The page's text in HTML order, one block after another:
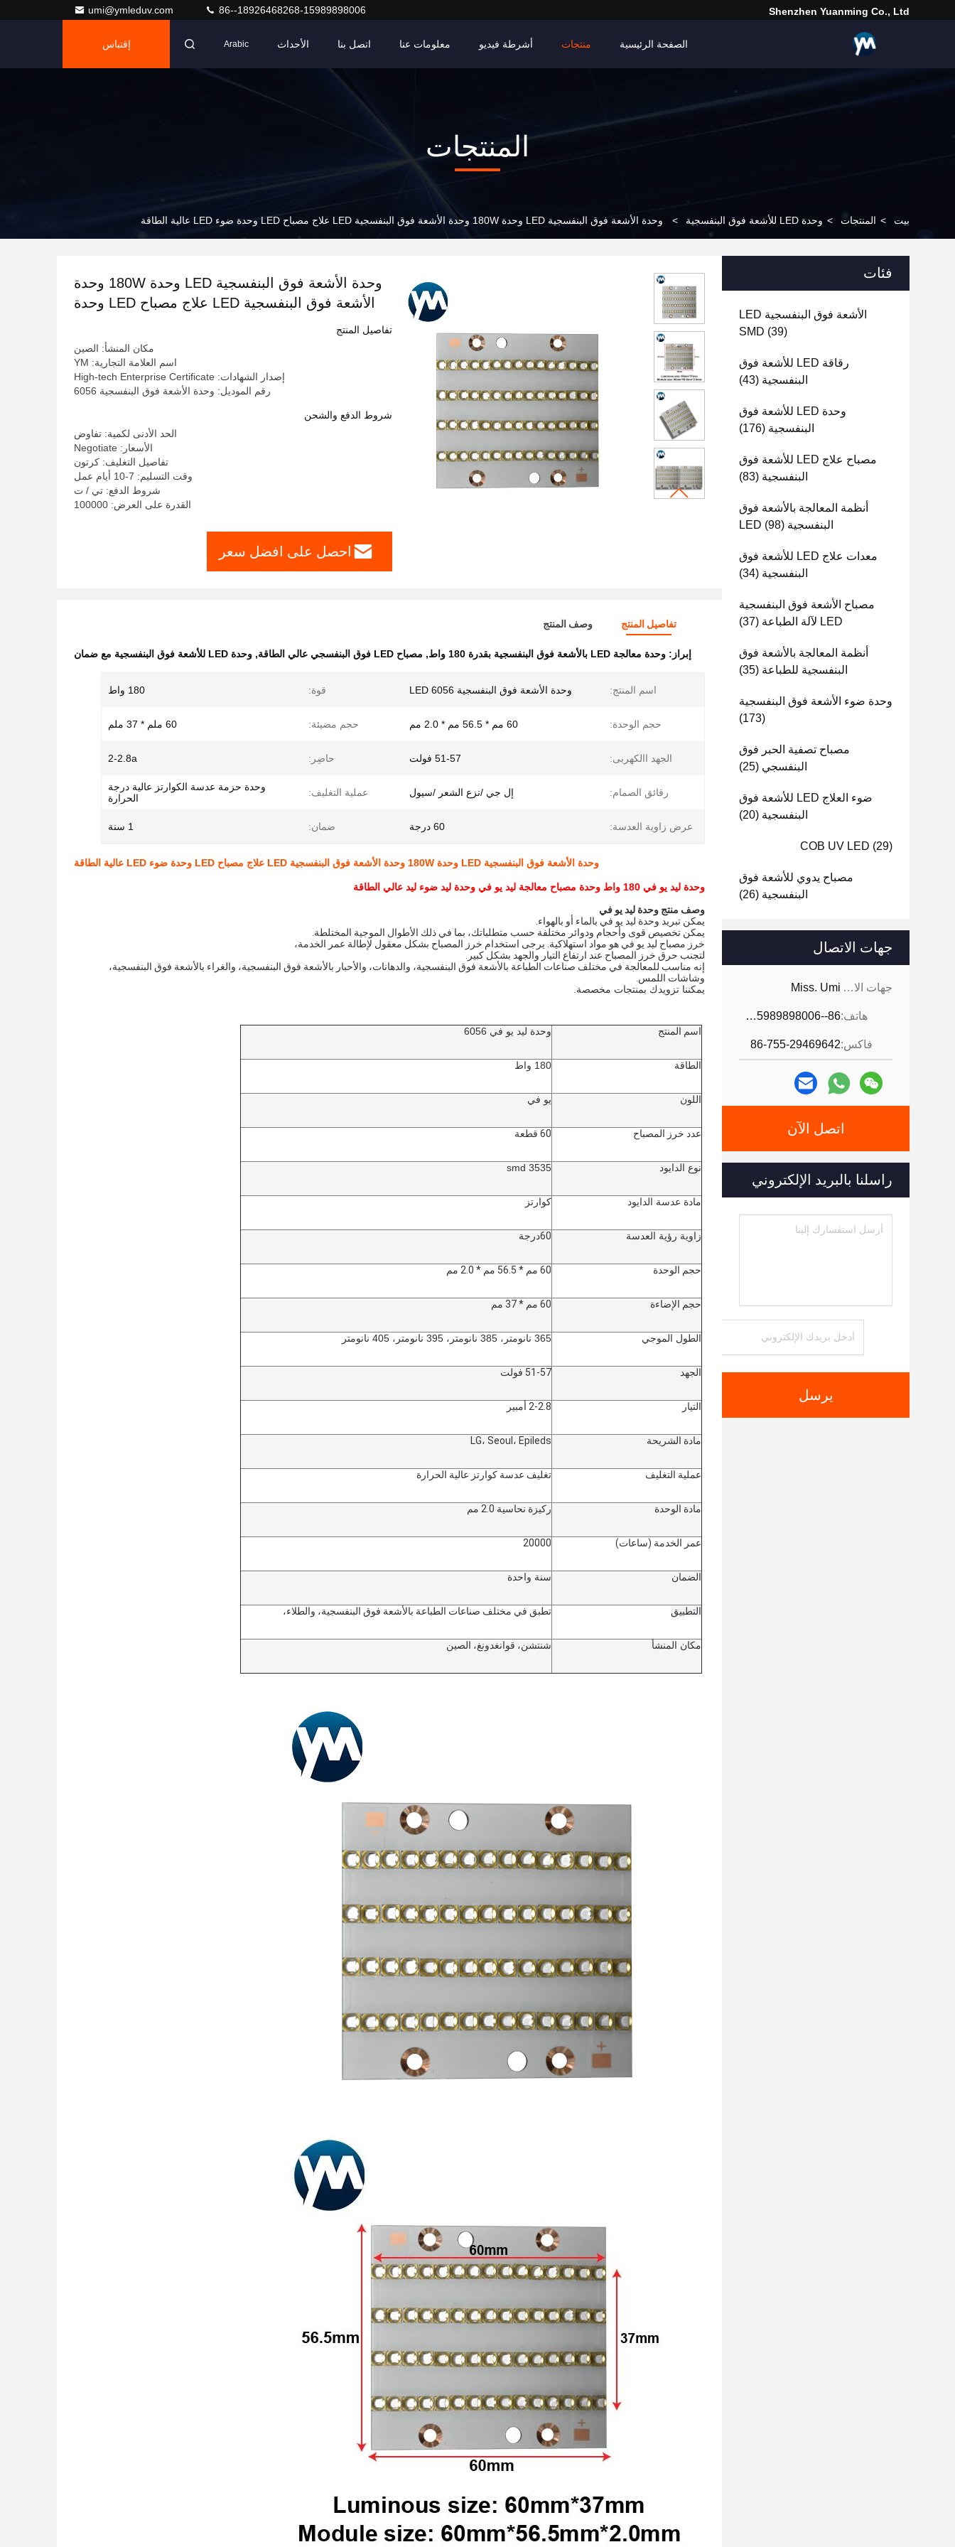
Shenzhen Yuanming Co., Ltd
umi@ymleduv.com 86--18926468268-15989898006
الصفحة الرئيسية منتجات أشرطة فيديو معلومات عنا اتصل بنا الأحداث Arabic إقتباس
المنتجات
بيت > المنتجات > وحدة LED للأشعة فوق البنفسجية > وحدة الأشعة فوق البنفسجية LED وحدة 180W وحدة الأشعة فوق البنفسجية LED علاج مصباح LED وحدة ضوء LED عالية الطاقة
فئات
الأشعة فوق البنفسجية LED
SMD (39)
رقاقة LED للأشعة فوق
البنفسجية (43)
وحدة LED للأشعة فوق
البنفسجية (176)
مصباح علاج LED للأشعة فوق
البنفسجية (83)
أنظمة المعالجة بالأشعة فوق
البنفسجية LED (98)
معدات علاج LED للأشعة فوق
البنفسجية (34)
مصباح الأشعة فوق البنفسجية
LED لآلة الطباعة
(37)
أنظمة المعالجة بالأشعة فوق
البنفسجية للطباعة (35)
وحدة ضوء الأشعة فوق البنفسجية
(173)
مصباح تصفية الحبر فوق
البنفسجي (25)
ضوء العلاج LED للأشعة فوق
البنفسجية (20)
COB UV LED (29)
مصباح يدوي للأشعة فوق
البنفسجية (26)
جهات الاتصال
جهات الاتصال: Miss. Umi
هاتف: 86--18926468268-15989898006
فاكس:86-755-29469642
اتصل الآن
راسلنا بالبريد الإلكتروني
يرسل
وحدة الأشعة فوق البنفسجية LED وحدة 180W وحدة
الأشعة فوق البنفسجية LED علاج مصباح LED وحدة
تفاصيل المنتج
مكان المنشأ: الصين
اسم العلامة التجارية: YM
إصدار الشهادات: High-tech Enterprise Certificate
رقم الموديل: وحدة الأشعة فوق البنفسجية 6056
شروط الدفع والشحن
الحد الأدنى لكمية: تفاوض
الأسعار: Negotiate
تفاصيل التغليف: كرتون
وقت التسليم: 7-10 أيام عمل
شروط الدفع: تي / ت
القدرة على العرض: 100000
احصل على افضل سعر
تفاصيل المنتج وصف المنتج
إبراز: وحدة معالجة LED بالأشعة فوق البنفسجية بقدرة 180 واط , مصباح LED فوق البنفسجي عالي الطاقة , وحدة LED للأشعة فوق البنفسجية مع ضمان
اسم المنتج: وحدة الأشعة فوق البنفسجية LED 6056 قوة: 180 واط
حجم الوحدة: 60 مم * 56.5 مم * 2.0 مم حجم مضيئة: 60 ملم * 37 ملم
الجهد االكهربى: 51-57 فولت حاضِر: 2-2.8a
رقائق الصمام: إل جي /نزع الشعر /سيول عملية التغليف:
وحدة حزمة عدسة الكوارتز عالية درجة
الحرارة
عرض زاوية العدسة: 60 درجة ضمان: 1 سنة
وحدة الأشعة فوق البنفسجية LED وحدة 180W وحدة الأشعة فوق البنفسجية LED علاج مصباح LED وحدة ضوء LED عالية الطاقة
وحدة ليد يو في 180 واط وحدة مصباح معالجة ليد يو في وحدة ليد ضوء ليد عالي الطاقة
وصف منتج وحدة ليد يو في
يمكن تبريد وحدة ليد يو في بالماء أو بالهواء.
يمكن تخصيص قوى وأحجام ودوائر مختلفة حسب متطلباتك، بما في ذلك الأطوال الموجية المختلطة.
خرز مصباح ليد يو في هو مواد استهلاكية. يرجى استخدام خرز المصباح بشكل معقول لإطالة عمر الخدمة،
لتجنب حرق خرز المصباح عند ارتفاع التيار والجهد بشكل كبير.
إنه مناسب للمعالجة في مختلف صناعات الطباعة بالأشعة فوق البنفسجية، والدهانات، والأحبار بالأشعة فوق البنفسجية، والغراء بالأشعة فوق البنفسجية،
وشاشات اللمس.
يمكننا تزويدك بمنتجات مخصصة.
اسم المنتج وحدة ليد يو في 6056
الطاقة 180 واط
اللون يو في
عدد خرز المصباح 60 قطعة
نوع الدايود 3535 smd
مادة عدسة الدايود كوارتز
زاوية رؤية العدسة 60درجة
حجم الوحدة 60 مم * 56.5 مم * 2.0 مم
حجم الإضاءة 60 مم * 37 مم
الطول الموجي 365 نانومتر، 385 نانومتر، 395 نانومتر، 405 نانومتر
الجهد 51-57 فولت
التيار 2-2.8 أمبير
مادة الشريحة LG، Seoul، Epileds
عملية التغليف تغليف عدسة كوارتز عالية الحرارة
مادة الوحدة ركيزة نحاسية 2.0 مم
عمر الخدمة (ساعات) 20000
الضمان سنة واحدة
التطبيق تطبق في مختلف صناعات الطباعة بالأشعة فوق البنفسجية، والطلاء،
مكان المنشأ شنتشن، قوانغدونغ، الصين